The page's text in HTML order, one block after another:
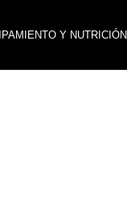
Y NUTRICIÓN